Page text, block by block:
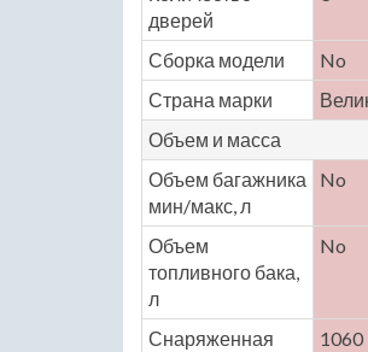
дверей
Сборка модели No
Страна марки
Объем и масса
Объем багажника
мин/макс, л
No
Объем
топливного бака,
л
No
Снаряженная
1060